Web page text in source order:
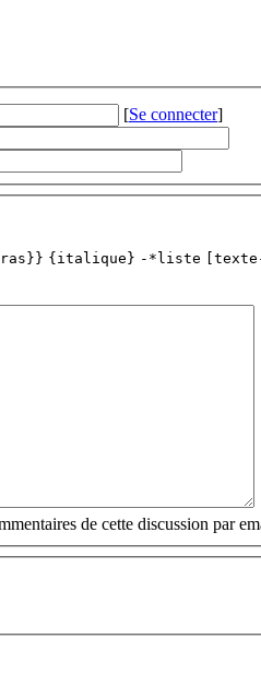
[Se connecter]
{italique} -*liste
de cette discussion par